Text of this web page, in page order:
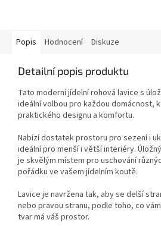
Popis Hodnocení Diskuze
Detailní popis produktu
Tato moderní jídelní rohová lavice s
ideální volbou pro každou domácnost,
praktického designu a komfortu.
Nabízí dostatek prostoru pro sezení i
ideální pro menší i větší interiéry.
je skvělým místem pro uschování
pořádku ve vašem jídelním koutě.
Lavice je navržena tak, aby se delší
nebo pravou stranu, podle toho, co
tvar má váš prostor.